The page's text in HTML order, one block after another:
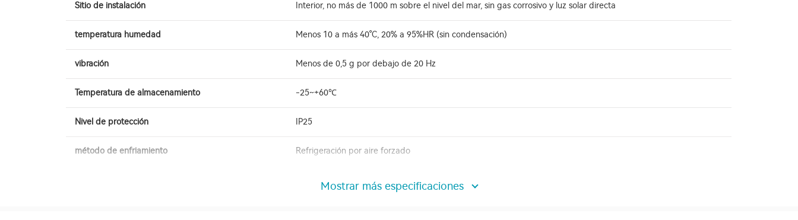
Sitio de instalación Interior, no más de 1000 m sobre el nivel del mar, sin gas corrosivo y luz solar directa
temperatura humedad Menos 10 a más 40°C, 20% a 95%HR (sin condensación)
vibración Menos de 0,5 g por debajo de 20 Hz
Temperatura de almacenamiento -25~+60℃
Nivel de protección IP25
método de enfriamiento Refrigeración por aire forzado
Mostrar más especificaciones